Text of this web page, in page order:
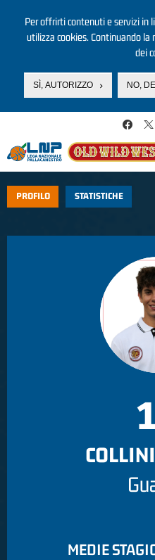
Per offrirti contenuti e servizi in
utilizza cookies. Continuando la
dei
SÌ, AUTORIZZO NO,
PROFILO STATISTICHE
MEDIE